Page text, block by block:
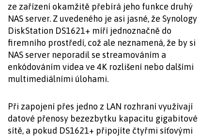
ze zařízení okamžitě přebírá jeho funkce druhý
NAS server. Z uvedeného je asi jasné, že Synology
DiskStation DS1621+ míří jednoznačně do
firemního prostředí, což ale neznamená, že by si
NAS server neporadil se streamováním a
enkódováním videa ve 4K rozlišení nebo dalšími
multimediálními úlohami.
Při zapojení přes jedno z LAN rozhraní využívají
datové přenosy bezezbytku kapacitu gigabitové
sítě, a pokud DS1621+ připojíte čtyřmi síťovými